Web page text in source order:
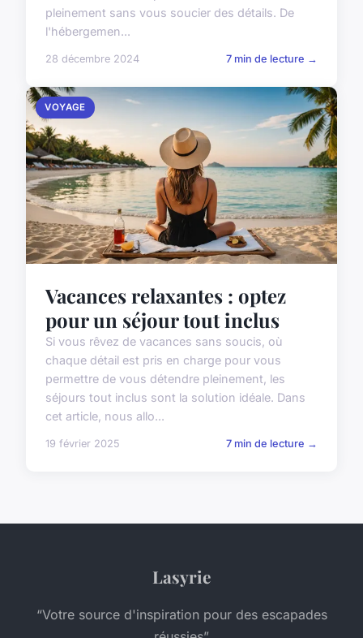
pleinement sans vous soucier des détails. De
l'hébergemen...
28 décembre 2024 7 min de lecture →
VOYAGE
Vacances relaxantes : optez
pour un séjour tout inclus
Si vous rêvez de vacances sans soucis, où
chaque détail est pris en charge pour vous
permettre de vous détendre pleinement, les
séjours tout inclus sont la solution idéale. Dans
cet article, nous allo...
19 février 2025 7 min de lecture →
Lasyrie
“Votre source d'inspiration pour des escapades